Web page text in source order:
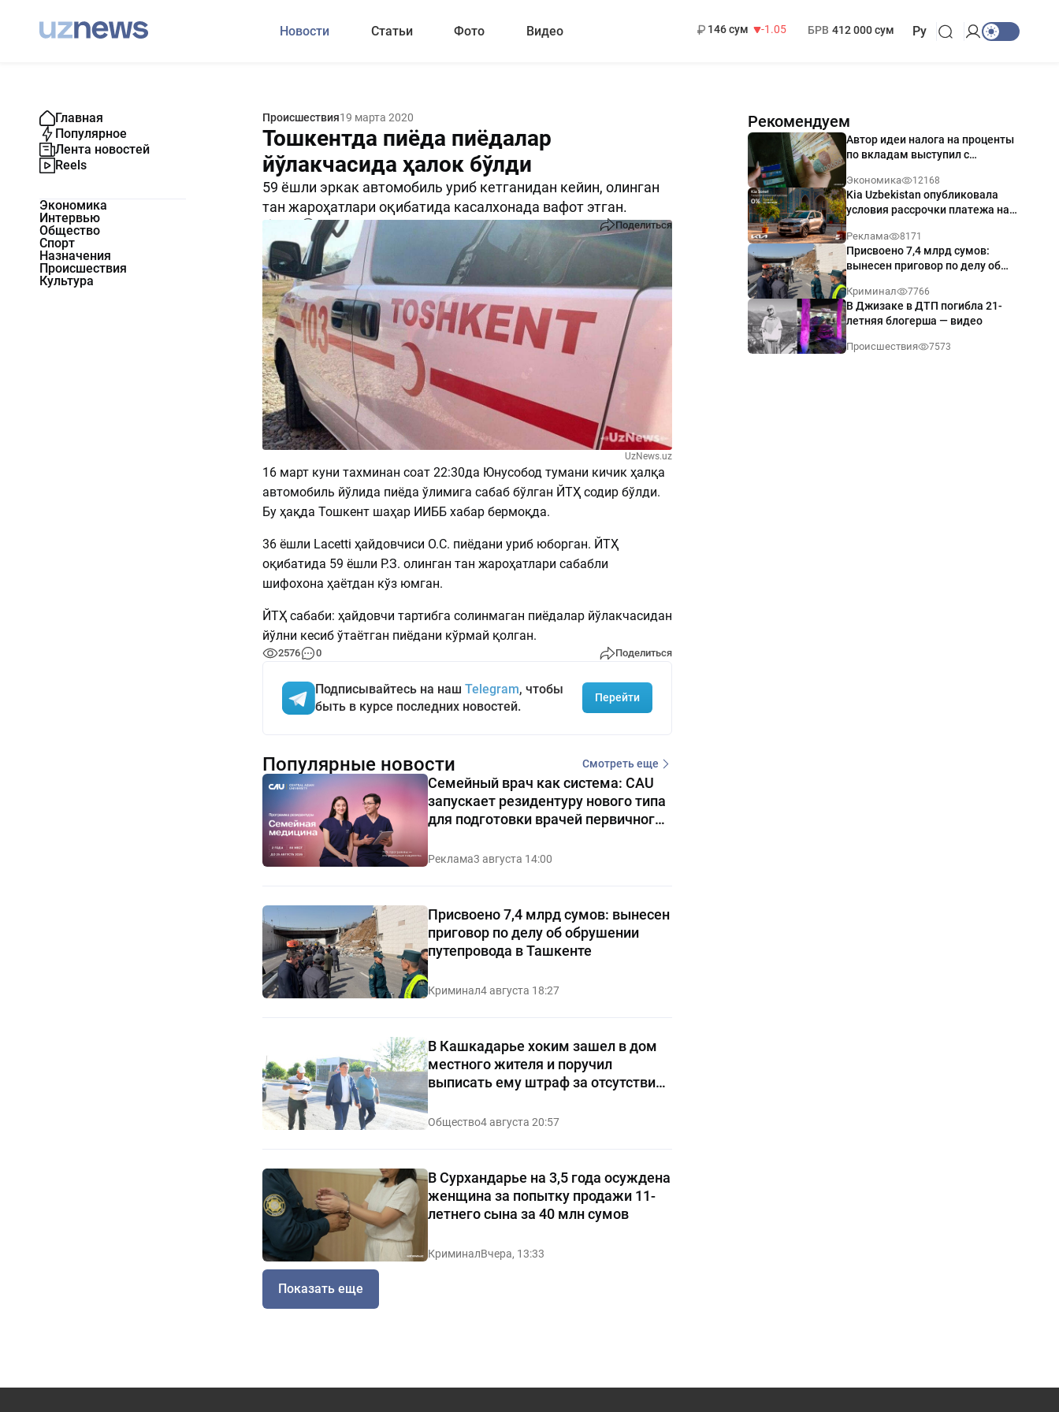
Новости Статьи Фото Видео
146 сум
-1.05
БРВ 412 000 сум Ру
Главная
Популярное
Лента новостей
Reels
Экономика
Интервью
Общество
Спорт
Назначения
Происшествия
Культура
Происшествия19 марта 2020
Тошкентда пиёда пиёдалар
йўлакчасида ҳалок бўлди
59 ёшли эркак автомобиль уриб кетганидан кейин, олинган
тан жароҳатлари оқибатида касалхонада вафот этган.
0 Поделиться
UzNews.uz
16 март куни тахминан соат 22:30да Юнусобод тумани кичик ҳалқа
автомобиль йўлида пиёда ўлимига сабаб бўлган ЙТҲ содир бўлди.
Бу ҳақда Тошкент шаҳар ИИББ хабар бермоқда.
36 ёшли Lacetti ҳайдовчиси О.С. пиёдани уриб юборган. ЙТҲ
оқибатида 59 ёшли Р.З. олинган тан жароҳатлари сабабли
шифохона ҳаётдан кўз юмган.
ЙТҲ сабаби: ҳайдовчи тартибга солинмаган пиёдалар йўлакчасидан
йўлни кесиб ўтаётган пиёдани кўрмай қолган.
2576 0 Поделиться
Подписывайтесь на наш Telegram, чтобы
быть в курсе последних новостей.
Перейти
Рекомендуем
Автор идеи налога на проценты
по вкладам выступил с
Экономика 12168
Kia Uzbekistan опубликовала
условия рассрочки платежа на
годовых
Реклама 8171
Присвоено 7,4 млрд сумов:
вынесен приговор по делу об
Ташкенте
Криминал 7766
В Джизаке в ДТП погибла 21-
летняя блогерша — видео
Происшествия 7573
Популярные новости Смотреть еще
Семейный врач как система: CAU
запускает резидентуру нового типа
для подготовки врачей первичного
звена
Реклама3 августа 14:00
Присвоено 7,4 млрд сумов: вынесен
приговор по делу об обрушении
путепровода в Ташкенте
Криминал4 августа 18:27
В Кашкадарье хоким зашел в дом
местного жителя и поручил
выписать ему штраф за отсутствие
чистоты — видео
Общество4 августа 20:57
В Сурхандарье на 3,5 года осуждена
женщина за попытку продажи 11-
летнего сына за 40 млн сумов
КриминалВчера, 13:33
Показать еще